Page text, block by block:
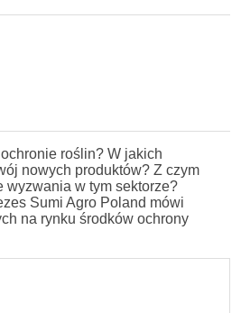
roślin? W jakich
nowych produktów? Z czym
w tym sektorze?
Sumi Agro Poland mówi
na rynku środków ochrony